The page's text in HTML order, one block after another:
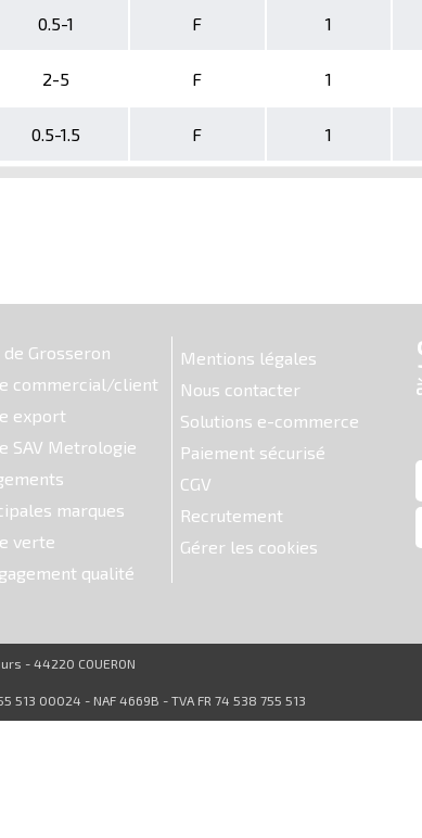
0.5-1 F 1
2-5 F 1
0.5-1.5 F 1
Grosseron
commercial/client
export
SAV Metrologie
marques
verte
qualité
Mentions légales
Nous contacter
Solutions e-commerce
Paiement sécurisé
CGV
Recrutement
Gérer les cookies
- 44220 COUERON
513 00024 - NAF 4669B - TVA FR 74 538 755 513